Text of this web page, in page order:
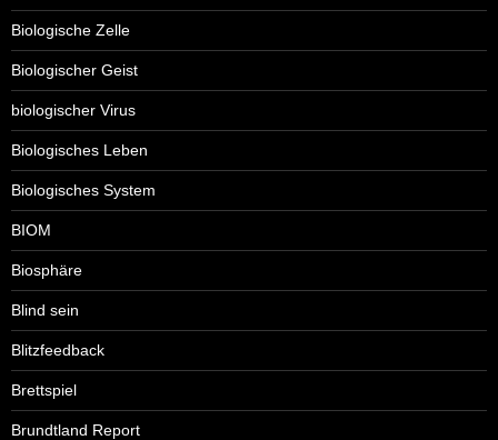
Biologische Zelle
Biologischer Geist
biologischer Virus
Biologisches Leben
Biologisches System
BIOM
Biosphäre
Blind sein
Blitzfeedback
Brettspiel
Brundtland Report